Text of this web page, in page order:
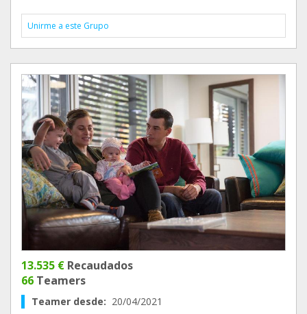
Unirme a este Grupo
13.535 € Recaudados
66 Teamers
Teamer desde: 20/04/2021